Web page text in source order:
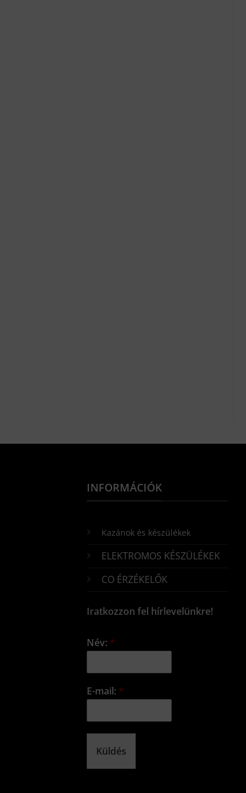
INFORMÁCIÓK
Kazánok és készülékek
ELEKTROMOS KÉSZÜLÉKEK
CO ÉRZÉKELŐK
Iratkozzon fel hírlevelünkre!
Név: *
E-mail: *
Küldés